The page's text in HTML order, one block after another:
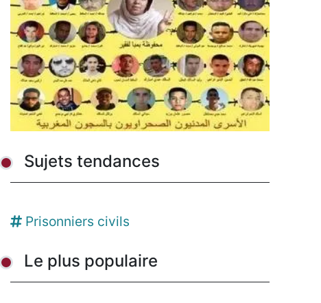
Sujets tendances
Prisonniers civils
Le plus populaire